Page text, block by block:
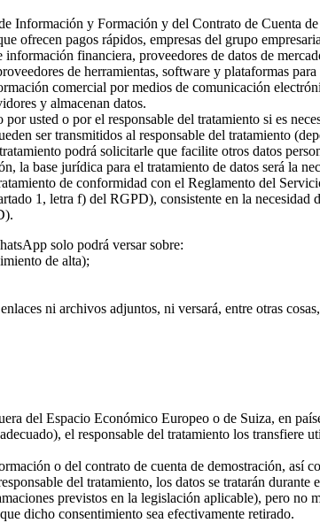
Información y Formación y del Contrato de Cuenta
ofrecen pagos rápidos, empresas del grupo
financiera, proveedores de datos de
de herramientas, software y plataformas
comercial por medios de comunicación
y almacenan datos.
usted o por el responsable del tratamiento si es
ser transmitidos al responsable del tratamiento
podrá solicitarle que facilite otros datos
base jurídica para el tratamiento de datos será la
de conformidad con el Reglamento del
1, letra f) del RGPD), consistente en la necesidad
solo podrá versar sobre:
de alta);
ni archivos adjuntos, ni versará, entre otras
del Espacio Económico Europeo o de Suiza, en
el responsable del tratamiento los transfiere
o del contrato de cuenta de demostración, así
del tratamiento, los datos se tratarán durante
previstos en la legislación aplicable), pero no
dicho consentimiento sea efectivamente retirado.